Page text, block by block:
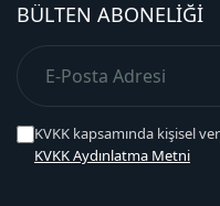
BÜLTEN ABONELIĞI
KVKK kapsamında kişisel
KVKK Aydınlatma Metni